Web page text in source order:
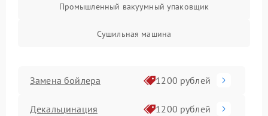
Промышленный вакуумный упаковщик
Сушильная машина
Замена бойлера 1200 рублей
Декальцинация 1200 рублей